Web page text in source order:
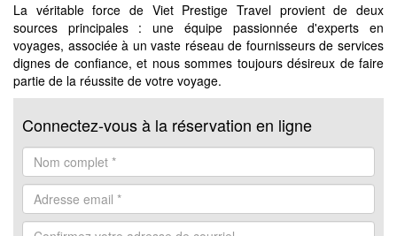
La véritable force de Viet Prestige Travel provient de deux
sources principales : une équipe passionnée d'experts en
voyages, associée à un vaste réseau de fournisseurs de services
dignes de confiance, et nous sommes toujours désireux de faire
partie de la réussite de votre voyage.
Connectez-vous à la réservation en ligne